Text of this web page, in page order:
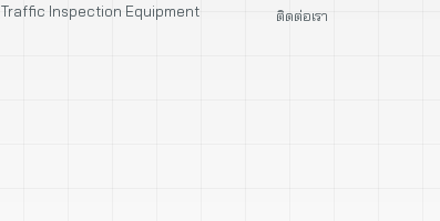
Traffic Inspection Equipment
ติดต่อเรา